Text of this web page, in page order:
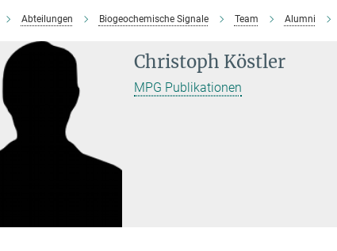
Abteilungen Biogeochemische Signale Team Alumni
Christoph Köstler
MPG Publikationen